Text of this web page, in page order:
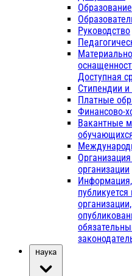
Образование
Руководство
Доступная
Стипендии
Платные
Финансово-
Вакантные
организации
Наука